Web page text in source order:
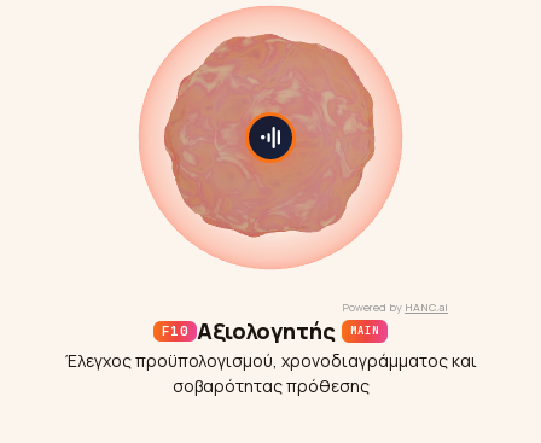
F10 Αξιολογητής MAIN
Έλεγχος προϋπολογισμού, χρονοδιαγράμματος και
σοβαρότητας πρόθεσης